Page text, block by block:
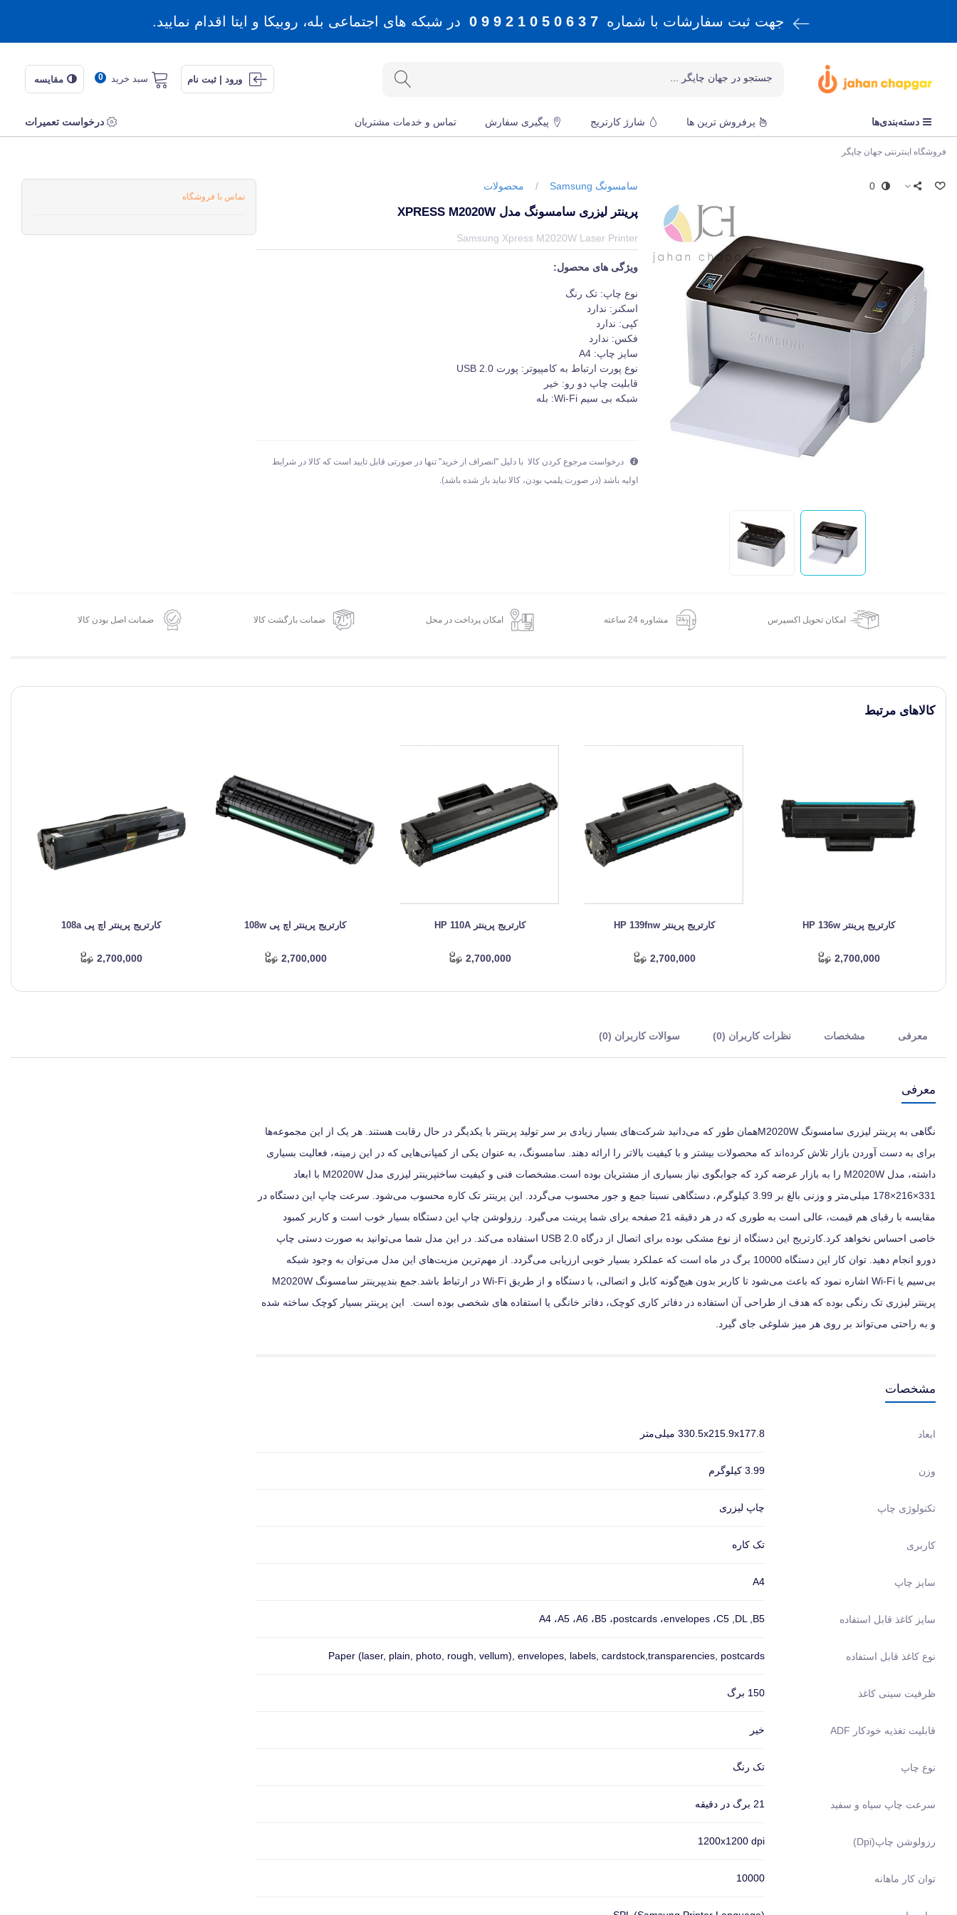
جهت ثبت سفارشات با شماره 7 3 6 0 5 0 1 2 9 9 0 در شبکه های اجتماعی بله، روبیکا و ایتا اقدام نمایید.
ورود | ثبت نام 0 سبد خرید مقایسه
دسته‌بندی‌ها پرفروش ترین ها شارژ کارتریج پیگیری سفارش تماس و خدمات مشتریان درخواست تعمیرات
فروشگاه اینترنتی جهان چاپگر
0 سامسونگ Samsung / محصولات
پرینتر لیزری سامسونگ مدل XPRESS M2020W
Samsung Xpress M2020W Laser Printer
ویژگی های محصول:
نوع چاپ: تک رنگ
اسکنر: ندارد
کپی: ندارد
فکس: ندارد
سایز چاپ: A4
نوع پورت ارتباط به کامپیوتر: پورت USB 2.0
قابلیت چاپ دو رو: خیر
شبکه بی سیم Wi-Fi: بله
درخواست مرجوع کردن کالا با دلیل "انصراف از خرید" تنها در صورتی قابل تایید است که کالا در شرایط
اولیه باشد (در صورت پلمپ بودن، کالا نباید باز شده باشد).
تماس با فروشگاه
امکان تحویل اکسپرس مشاوره 24 ساعته امکان پرداخت در محل ضمانت بازگشت کالا ضمانت اصل بودن کالا
کالاهای مرتبط
کارتریج پرینتر HP 136w
2,700,000
کارتریج پرینتر HP 139fnw
2,700,000
کارتریج پرینتر HP 110A
2,700,000
کارتریج پرینتر اچ پی 108w
2,700,000
کارتریج پرینتر اچ پی 108a
2,700,000
معرفی مشخصات نظرات کاربران (0) سوالات کاربران (0)
معرفی
نگاهی به پرینتر لیزری سامسونگ M2020Wهمان طور که می‌دانید شرکت‌های بسیار زیادی بر سر تولید پرینتر با یکدیگر در حال رقابت هستند. هر یک از این مجموعه‌ها
برای به دست آوردن بازار تلاش کرده‌اند که محصولات بیشتر و با کیفیت بالاتر را ارائه دهند. سامسونگ، به عنوان یکی از کمپانی‌هایی که در این زمینه، فعالیت بسیاری
داشته، مدل M2020W را به بازار عرضه کرد که جوابگوی نیاز بسیاری از مشتریان بوده است.مشخصات فنی و کیفیت ساختپرینتر لیزری مدل M2020W با ابعاد
331×216×178 میلی‌متر و وزنی بالغ بر 3.99 کیلوگرم، دستگاهی نسبتا جمع و جور محسوب می‌گردد. این پرینتر تک کاره محسوب می‌شود. سرعت چاپ این دستگاه در
مقایسه با رقبای هم قیمت، عالی است به طوری که در هر دقیقه 21 صفحه برای شما پرینت می‌گیرد. رزولوشن چاپ این دستگاه بسیار خوب است و کاربر کمبود
خاصی احساس نخواهد کرد.کارتریج این دستگاه از نوع مشکی بوده برای اتصال از درگاه USB 2.0 استفاده می‌کند. در این مدل شما می‌توانید به صورت دستی چاپ
دورو انجام دهید. توان کار این دستگاه 10000 برگ در ماه است که عملکرد بسیار خوبی ارزیابی می‌گردد. از مهم‌ترین مزیت‌های این مدل می‌توان به وجود شبکه
بی‌سیم یا Wi-Fi اشاره نمود که باعث می‌شود تا کاربر بدون هیچ‌گونه کابل و اتصالی، با دستگاه و از طریق Wi-Fi در ارتباط باشد.جمع بندیپرینتر سامسونگ M2020W
پرینتر لیزری تک رنگی بوده که هدف از طراحی آن استفاده در دفاتر کاری کوچک، دفاتر خانگی یا استفاده های شخصی بوده است. این پرینتر بسیار کوچک ساخته شده
و به راحتی می‌تواند بر روی هر میز شلوغی جای گیرد.
مشخصات
ابعاد 330.5x215.9x177.8 میلی‌متر
وزن 3.99 کیلوگرم
تکنولوژی چاپ چاپ لیزری
کاربری تک کاره
سایز چاپ A4
سایز کاغذ قابل استفاده A4 ،A5 ،A6 ،B5 ،postcards ،envelopes ،C5 ,DL ,B5
نوع کاغذ قابل استفاده Paper (laser, plain, photo, rough, vellum), envelopes, labels, cardstock,transparencies, postcards
ظرفیت سینی کاغذ 150 برگ
قابلیت تغذیه خودکار ADF خیر
نوع چاپ تک رنگ
سرعت چاپ سیاه و سفید 21 برگ در دقیقه
رزولوشن چاپ(dpi) 1200x1200 dpi
توان کار ماهانه 10000